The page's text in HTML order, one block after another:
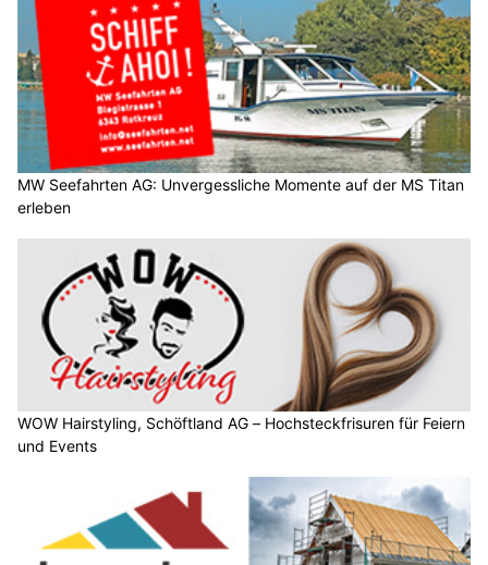
MW Seefahrten AG: Unvergessliche Momente auf der MS Titan
erleben
WOW Hairstyling, Schöftland AG – Hochsteckfrisuren für Feiern
und Events